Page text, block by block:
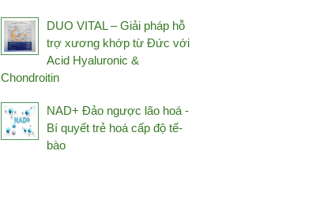
iS Clinical
Janssen
Jean D’Arcel
Jkendai Japan
JpanWell
Kanehide Bio
DUO VITAL – Giải pháp hỗ
trợ xương khớp từ Đức với
Acid Hyaluronic &
Chondroitin
NAD+ Đảo ngược lão hoá -
Bí quyết trẻ hoá cấp độ tế-
bào